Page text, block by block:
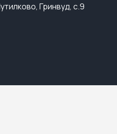
Гринвуд, с.9